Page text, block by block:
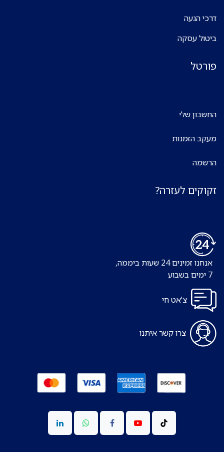
דרכי הגעה
ביטול עסקה
פורטל
החשבון שלי
מעקב הזמנות
הרשמה
זקוקים לעזרה?
אנחנו זמינים 24 שעות ביממה,
צ'אט חי
צרו קשר איתנו